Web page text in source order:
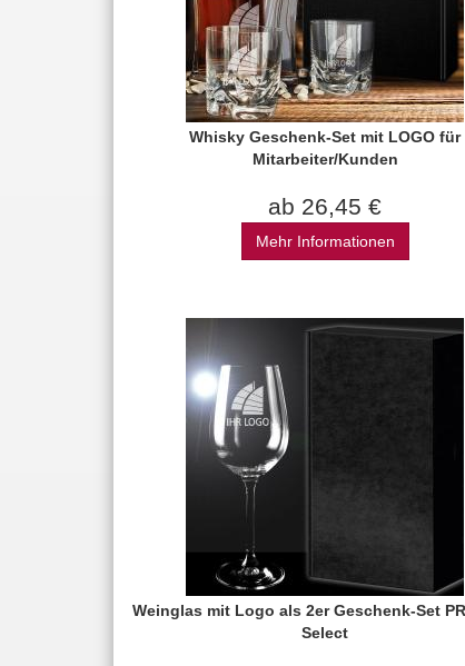
Whisky Geschenk-Set mit LOGO für
Mitarbeiter/Kunden
ab 26,45 €
Mehr Informationen
Weinglas mit Logo als 2er Geschenk-Set
Select